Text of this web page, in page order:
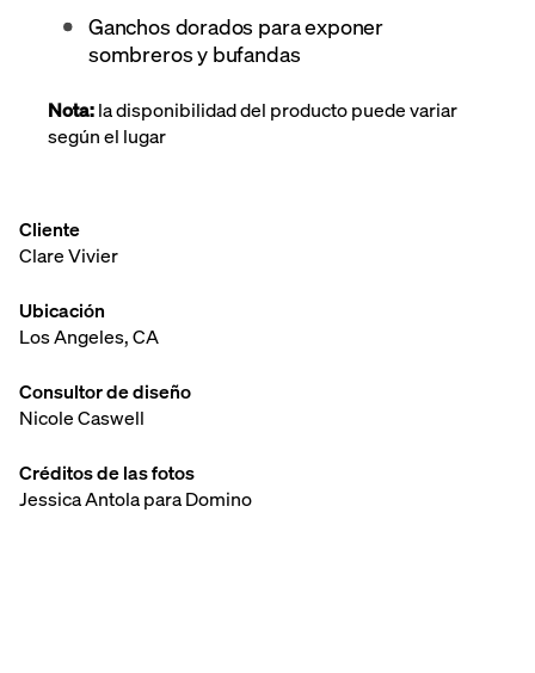
Ganchos dorados para exponer
sombreros y bufandas
Nota:la disponibilidad del producto puede variar
según el lugar
Cliente
Clare Vivier
Ubicación
Los Angeles, CA
Consultor de diseño
Nicole Caswell
Créditos de las fotos
Jessica Antola para Domino